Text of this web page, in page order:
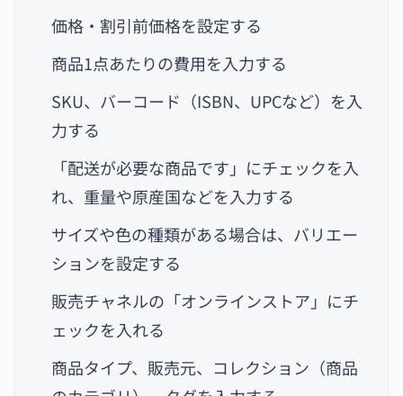
価格・割引前価格を設定する
商品1点あたりの費用を入力する
SKU、バーコード（ISBN、UPCなど）を入
力する
「配送が必要な商品です」にチェックを入
れ、重量や原産国などを入力する
サイズや色の種類がある場合は、バリエー
ションを設定する
販売チャネルの「オンラインストア」にチ
ェックを入れる
商品タイプ、販売元、コレクション（商品